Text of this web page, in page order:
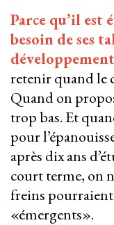
Parce qu’il est
besoin de ses
retenir quand le
Quand on
trop bas. Et
pour
après dix ans
court terme, on
freins pourraient
«émergents».